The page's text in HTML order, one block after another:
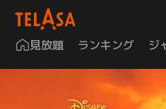
見放題 ランキング ジ